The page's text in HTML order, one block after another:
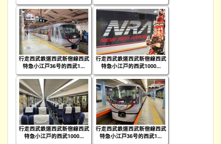
行走西武鉄道西武新宿線西武
特急小江戸36号的西武1...
行走西武鉄道西武新宿線西武
特急小江戸的西武1000...
行走西武鉄道西武新宿線西武
特急小江戸的西武1000...
行走西武鉄道西武新宿線西武
特急小江戸36号的西武1...